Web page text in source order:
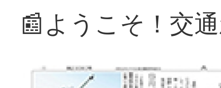
📰ようこそ！交